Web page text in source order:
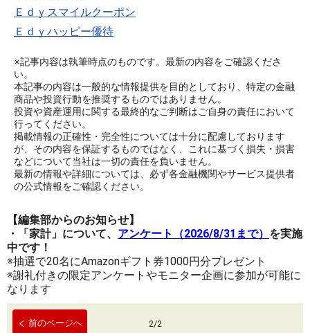
Ｅｄｙスマイルクーポン
Ｅｄｙハッピー優待
※記事内容は執筆時点のものです。最新の内容をご確認くださ
い。
本記事の内容は一般的な情報提供を目的としており、特定の金融
商品や投資行動を推奨するものではありません。
投資や資産運用に関する最終的なご判断はご自身の責任において
行ってください。
掲載情報の正確性・完全性については十分に配慮しております
が、その内容を保証するものではなく、これに基づく損失・損害
などについて当社は一切の責任を負いません。
最新の情報や詳細については、必ず各金融機関やサービス提供者
の公式情報をご確認ください。
【編集部からのお知らせ】
・「家計」について、 アンケート（2026/8/31まで） を実施
中です！
※抽選で20名にAmazonギフト券1000円分プレゼント
※謝礼付きの限定アンケートやモニター企画に参加が可能に
なります
前のページへ 2/2